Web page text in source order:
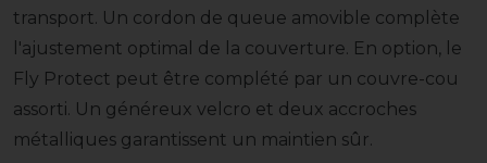
transport. Un cordon de queue amovible complète
l'ajustement optimal de la couverture. En option, le
Fly Protect peut être complété par un couvre-cou
assorti. Un généreux velcro et deux accroches
métalliques garantissent un maintien sûr.